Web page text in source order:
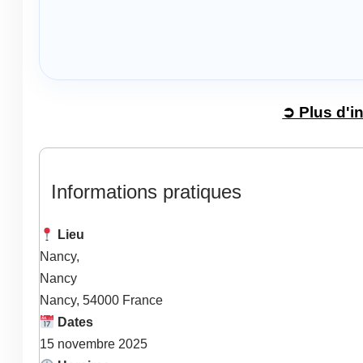
➲ Plus
Informations pratiques
Lieu
Nancy,
Nancy
Nancy, 54000 France
Dates
15 novembre 2025